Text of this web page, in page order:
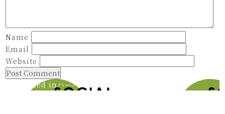
Name
Email
Website
Post
Published in ハーバード社会起業大会でパネル登壇